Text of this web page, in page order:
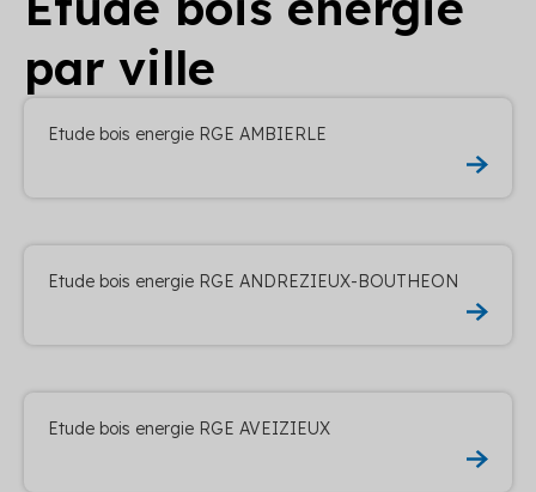
par ville
Etude bois energie RGE AMBIERLE
Etude bois energie RGE ANDREZIEUX-BOUTHEON
Etude bois energie RGE AVEIZIEUX